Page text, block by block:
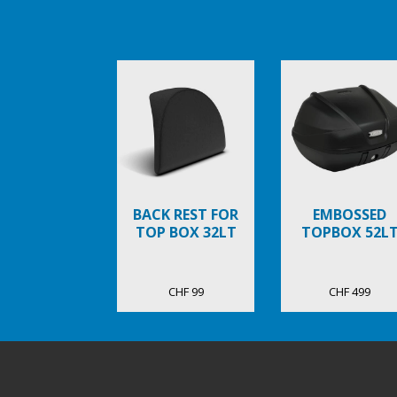
BACK REST FOR
TOP BOX 32LT
CHF 99
EMBOSSED
TOPBOX 52LT
CHF 499
Item